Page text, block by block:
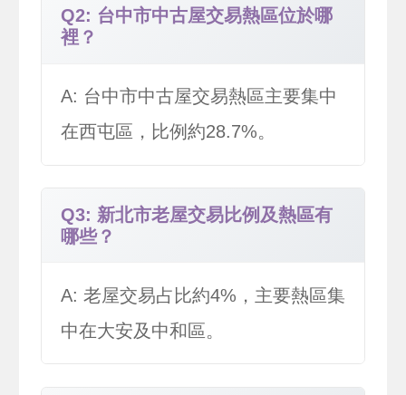
Q2: 台中市中古屋交易熱區位於哪
裡？
A: 台中市中古屋交易熱區主要集中
在西屯區，比例約28.7%。
Q3: 新北市老屋交易比例及熱區有
哪些？
A: 老屋交易占比約4%，主要熱區集
中在大安及中和區。